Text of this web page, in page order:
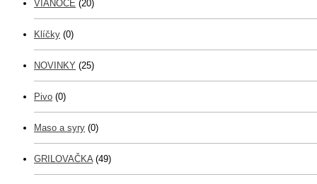
VIANOCE (20)
Klíčky (0)
NOVINKY (25)
Pivo (0)
Maso a syry (0)
GRILOVAČKA (49)